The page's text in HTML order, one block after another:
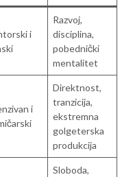
i
Razvoj,
disciplina,
pobednički
mentalitet
i
Direktnost,
tranzicija,
ekstremna
golgeterska
produkcija
Sloboda,